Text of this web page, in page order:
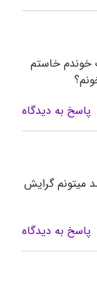
خاستم
پاسخ به دیدگاه
میتونم گرایش
پاسخ به دیدگاه